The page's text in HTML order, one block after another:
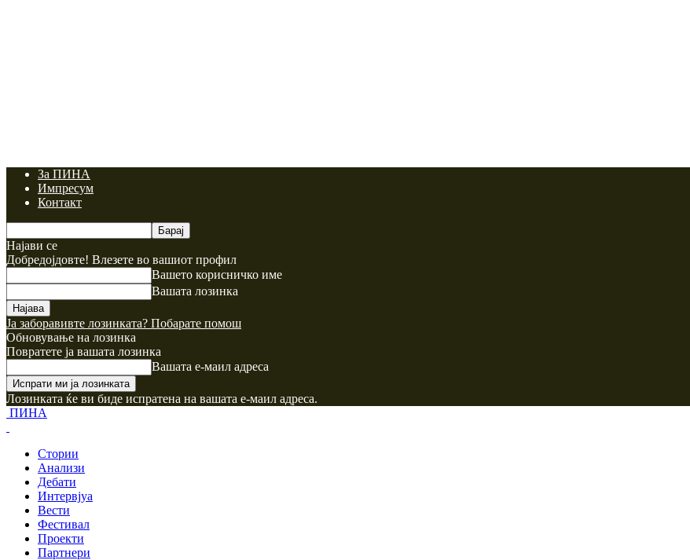
За ПИНА
Импресум
Контакт
Најави се
Добредојдовте! Влезете во вашиот профил
Вашето корисничко име
Вашата лозинка
Ја заборавивте лозинката? Побарате помош
Обновување на лозинка
Повратете ја вашата лозинка
Вашата е-маил адреса
Лозинката ќе ви биде испратена на вашата е-маил адреса.
ПИНА
Стории
Анализи
Дебати
Интервјуа
Вести
Фестивал
Проекти
Партнери